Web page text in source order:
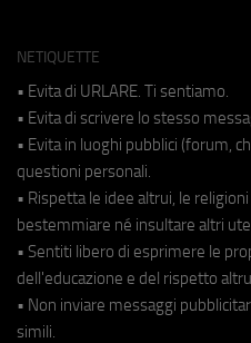
NETIQUETTE
• Evita di URLARE. Ti sentiamo.
• Evita di scrivere lo stesso
• Evita in luoghi pubblici (forum,
questioni personali.
• Rispetta le idee altrui, le
bestemmiare né insultare altri
• Sentiti libero di esprimere le
dell'educazione e del rispetto
• Non inviare messaggi
simili.